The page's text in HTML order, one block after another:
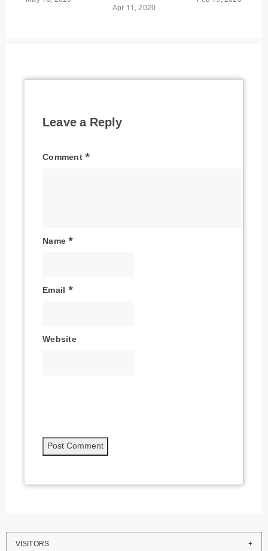
Apr 11, 2020
Leave a Reply
Comment*
Name*
Email *
Website
VISITORS